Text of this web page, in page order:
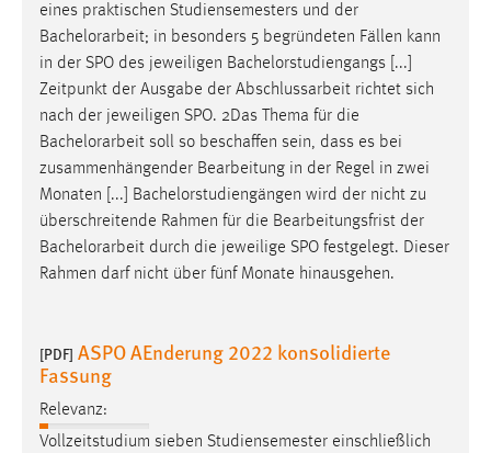
eines praktischen Studiensemesters und der
Bachelorarbeit; in besonders 5 begründeten Fällen kann
in der SPO des jeweiligen Bachelorstudiengangs [...]
Zeitpunkt der Ausgabe der Abschlussarbeit richtet sich
nach der jeweiligen SPO. 2Das Thema für die
Bachelorarbeit soll so beschaffen sein, dass es bei
zusammenhängender Bearbeitung in der Regel in zwei
Monaten [...] Bachelorstudiengängen wird der nicht zu
überschreitende Rahmen für die Bearbeitungsfrist der
Bachelorarbeit durch die jeweilige SPO festgelegt. Dieser
Rahmen darf nicht über fünf Monate hinausgehen.
[PDF] ASPO AEnderung 2022 konsolidierte
Fassung
Relevanz:
Vollzeitstudium sieben Studiensemester einschließlich